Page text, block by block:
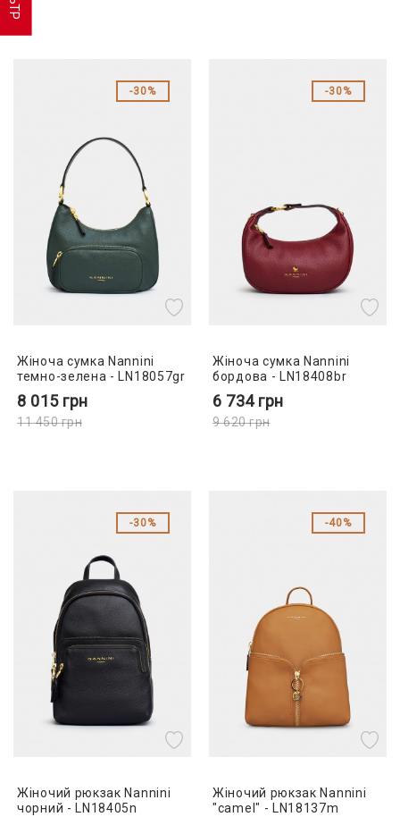
30%
Жіноча сумка Nannini
темно-зелена - LN18057gr
8 015 грн
11 450грн
30%
Жіноча сумка Nannini
бордова - LN18408br
6 734грн
9 620грн
30%
Жіночий рюкзак Nannini
чорний - LN18405n
40%
Жіночий рюкзак Nannini
"camel" - LN18137m